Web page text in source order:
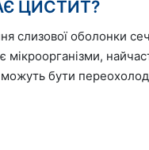
ЦИСТИТ?
слизової оболонки
мікроорганізми,
бути